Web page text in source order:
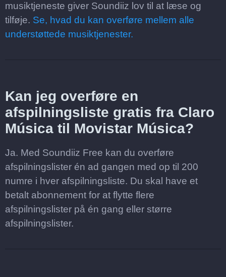
musiktjeneste giver Soundiiz lov til at læse og
tilføje. Se, hvad du kan overføre mellem alle
understøttede musiktjenester.
Kan jeg overføre en
afspilningsliste gratis fra Claro
Música til Movistar Música?
Ja. Med Soundiiz Free kan du overføre
afspilningslister én ad gangen med op til 200
numre i hver afspilningsliste. Du skal have et
betalt abonnement for at flytte flere
afspilningslister på én gang eller større
afspilningslister.